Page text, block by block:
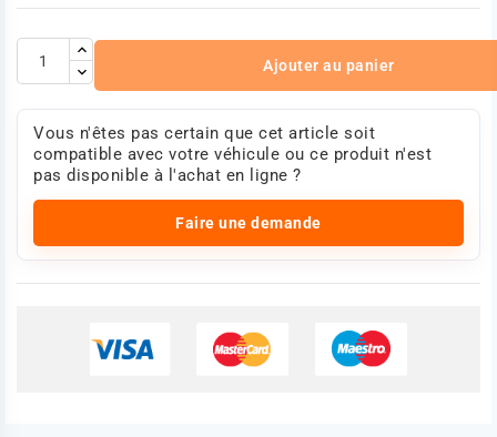
Ajouter au panier
Vous n'êtes pas certain que cet article soit
compatible avec votre véhicule ou ce produit n'est
pas disponible à l'achat en ligne ?
Faire une demande